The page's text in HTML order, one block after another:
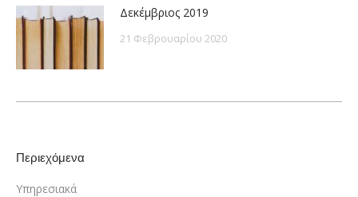
Δεκέμβριος 2019
21 Φεβρουαρίου 2020
Περιεχόμενα
Υπηρεσιακά